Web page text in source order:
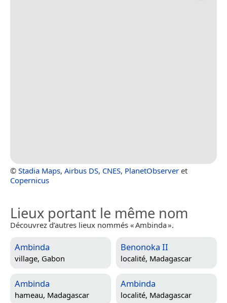
© Stadia Maps, Airbus DS, CNES, PlanetObserver et
Copernicus
Lieux portant le même nom
Découvrez d’autres lieux nommés « Ambinda ».
Ambinda
village, Gabon
Benonoka II
localité, Madagascar
Ambinda
hameau, Madagascar
Ambinda
localité, Madagascar